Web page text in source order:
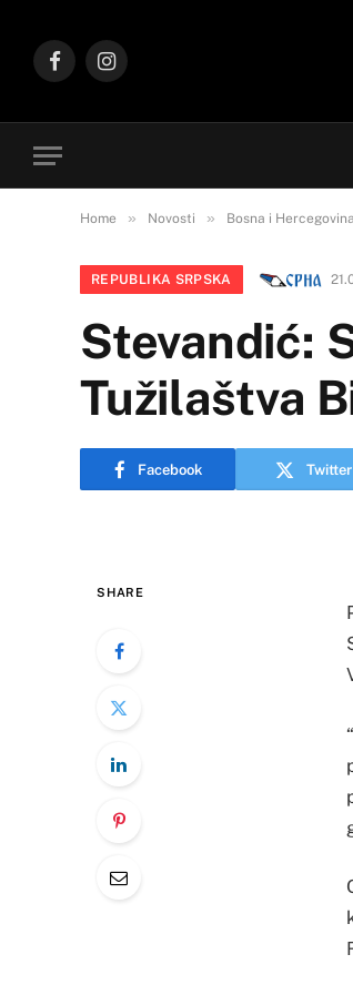
FacebookInstagram
Home » Novosti » Bosna i Hercegovina
REPUBLIKA SRPSKA
Stevandić:
Tužilaštva
Facebook Twitter
SHARE